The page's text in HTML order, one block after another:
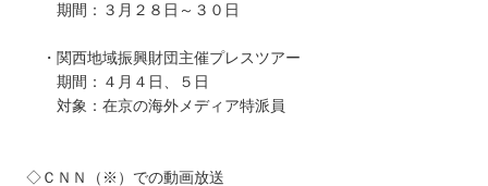
期間：３月２８日～３０日
・関西地域振興財団主催プレスツアー
期間：４月４日、５日
対象：在京の海外メディア特派員
◇ＣＮＮ（※）での動画放送